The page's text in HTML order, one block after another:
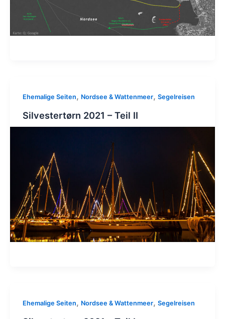
Ehemalige Seiten, Nordsee & Wattenmeer, Segelreisen
Silvestertørn 2021 – Teil II
Ehemalige Seiten, Nordsee & Wattenmeer, Segelreisen